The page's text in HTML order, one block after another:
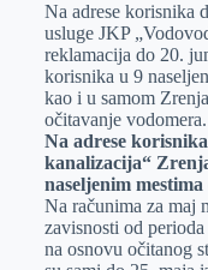
e
r
I
n
s
A
p
p
a
i
l
Na adrese korisnika
usluge JKP
reklamacija do 20.
korisnika u 9
kao i u samom
očitavanje vodomera.
Na adrese
kanalizacija“
naseljenim
Na računima za maj
zavisnosti od
na osnovu očitanog